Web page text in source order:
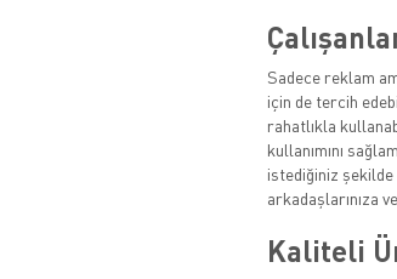
Sadece reklam
için de tercih
rahatlıkla
kullanımını
istediğiniz
arkadaşlarınıza
Kaliteli